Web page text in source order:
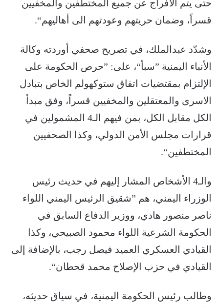
حتى يتم الافراج عن جميع المختطفين والمخفيين
قسراً، وضمان حريتهم وعودتهم الى أهاليهم“.
وشدّد عبدالملك، في تصريح صحفي أوردته وكالة
الأنباء اليمنية ”سبأ“، على: ”حرص الحكومة على
الإلتزام بمقتضيات اتفاق ستوكهولم الخاص بتبادل
الاسرى والمعتقلين والمخفيين قسراً، وفق مبدأ
الكل مقابل الكل، بمن فيهم الـ4 المشمولين في
قرارات مجلس الأمن الدولي، وكذا الصحفيين
المختطفين“.
والـ4 الأشخاص المشار إليهم في حديث رئيس
الوزراء اليمني، هم ”شقيق الرئيس اليمني اللواء
ناصر منصور هادي، ووزير الدفاع السابق في
الحكومة الشرعية اللواء محمود الصبيحي، وكذا
القيادي العسكري العميد فيصل رجب، بالإضافة إلى
القيادي في حزب الإصلاح محمد قحطان“.
وطالب رئيس الحكومة اليمنية، في سياق حديثه،